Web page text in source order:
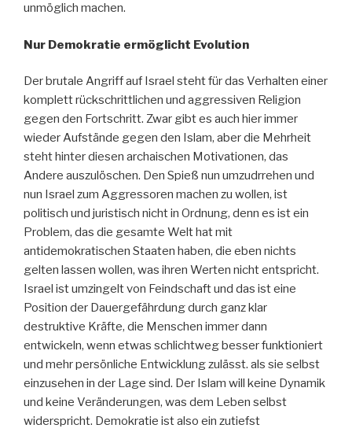
unmöglich machen.
Nur Demokratie ermöglicht Evolution
Der brutale Angriff auf Israel steht für das Verhalten einer
komplett rückschrittlichen und aggressiven Religion
gegen den Fortschritt. Zwar gibt es auch hier immer
wieder Aufstände gegen den Islam, aber die Mehrheit
steht hinter diesen archaischen Motivationen, das
Andere auszulöschen. Den Spieß nun umzudrrehen und
nun Israel zum Aggressoren machen zu wollen, ist
politisch und juristisch nicht in Ordnung, denn es ist ein
Problem, das die gesamte Welt hat mit
antidemokratischen Staaten haben, die eben nichts
gelten lassen wollen, was ihren Werten nicht entspricht.
Israel ist umzingelt von Feindschaft und das ist eine
Position der Dauergefährdung durch ganz klar
destruktive Kräfte, die Menschen immer dann
entwickeln, wenn etwas schlichtweg besser funktioniert
und mehr persönliche Entwicklung zulässt. als sie selbst
einzusehen in der Lage sind. Der Islam will keine Dynamik
und keine Veränderungen, was dem Leben selbst
widerspricht. Demokratie ist also ein zutiefst